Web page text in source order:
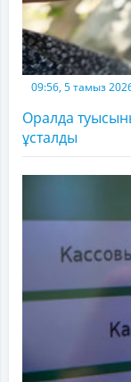
09:56, 5 тамыз
Оралда
ұсталды